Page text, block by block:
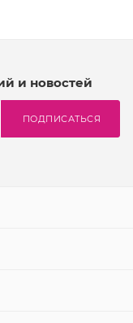
и новостей
ПОДПИСАТЬСЯ